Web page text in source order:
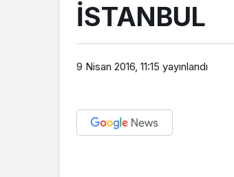
İSTANBUL
9 Nisan 2016, 11:15 yayınlandı